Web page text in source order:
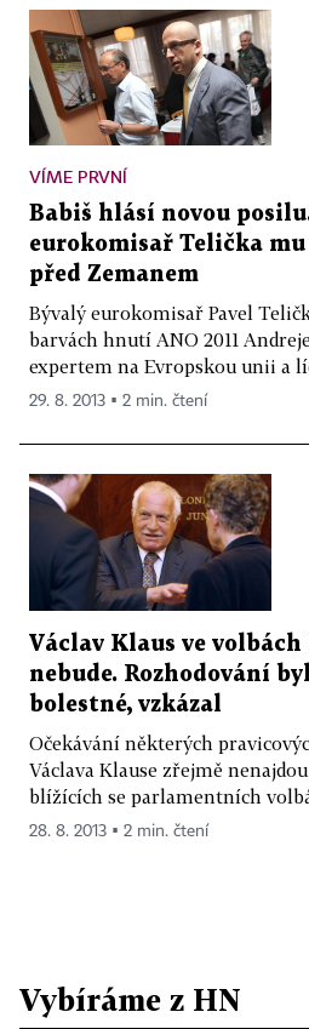
VÍME PRVNÍ
Babiš hlásí novou
eurokomisař Telička
před Zemanem
Bývalý eurokomisař Pavel
barvách hnutí ANO 2011
expertem na Evropskou unii a
29. 8. 2013 ▪ 2 min. čtení
Václav Klaus ve
nebude. Rozhodování
bolestné, vzkázal
Očekávání některých
Václava Klause zřejmě
blížících se parlamentních
28. 8. 2013 ▪ 2 min. čtení
Vybíráme z HN